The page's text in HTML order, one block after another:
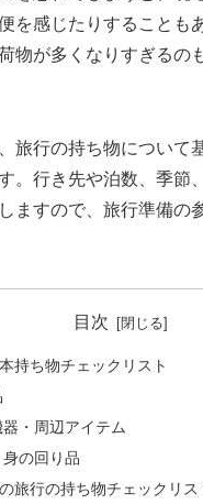
を感じたりすることも
物が多くなりすぎるの
旅行の持ち物について
。行き先や泊数、季節
ますので、旅行準備の
目次
持ち物チェックリスト
・周辺アイテム
の回り品
旅行の持ち物チェックリス